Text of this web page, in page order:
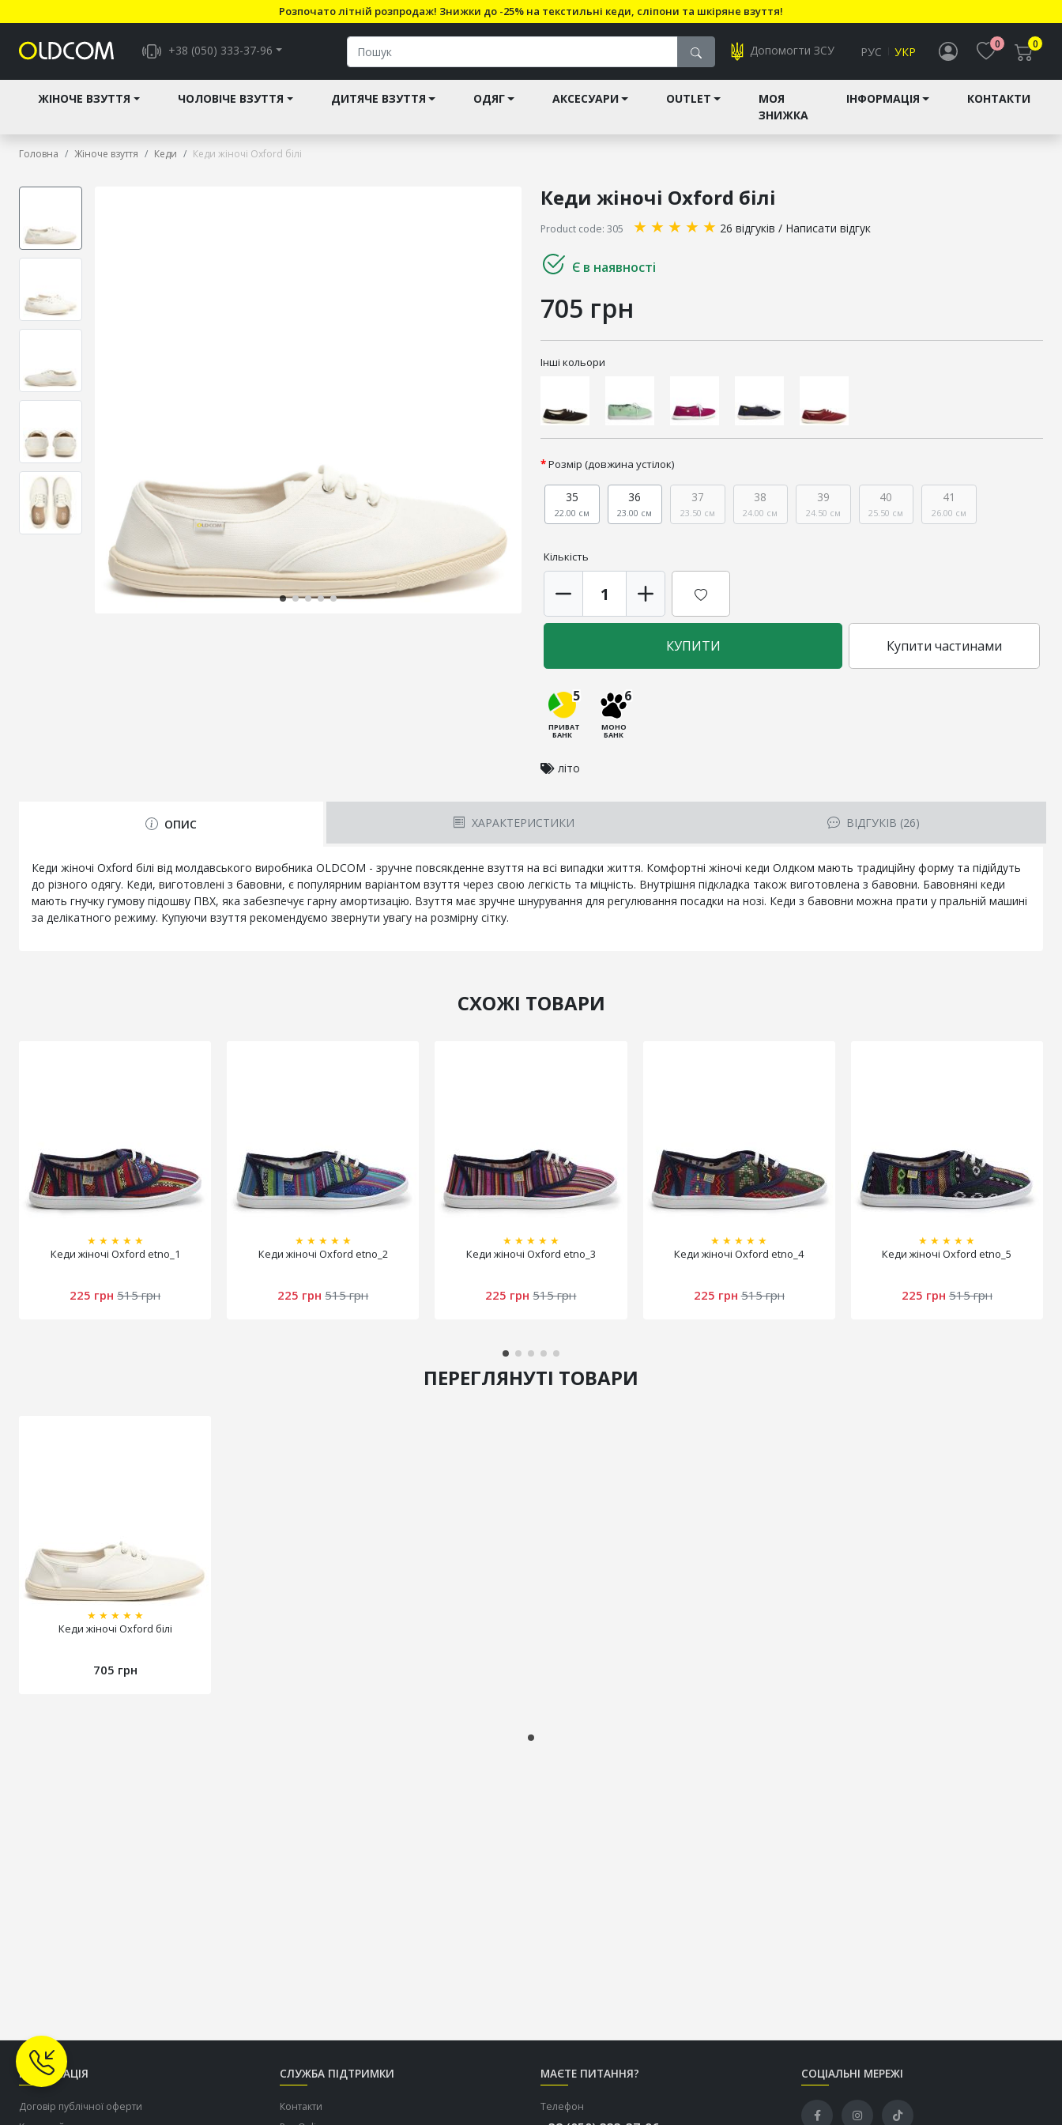
Розпочато літній розпродаж! Знижки до -25% на текстильні кеди, сліпони та шкіряне взуття!
+38 (050) 333-37-96 Допомогти ЗСУ РУС УКР
0 0
ЖІНОЧЕ ВЗУТТЯ ЧОЛОВІЧЕ ВЗУТТЯ ДИТЯЧЕ ВЗУТТЯ ОДЯГ АКСЕСУАРИ OUTLET
МОЯ
ЗНИЖКА
ІНФОРМАЦІЯ КОНТАКТИ
Головна Жіноче взуття Кеди Кеди жіночі Oxford білі
Кеди жіночі Oxford білі
Product code: 305 ★ ★ ★ ★ ★ 26 відгуків / Написати відгук
Є в наявності
705 грн
Інші кольори
Розмір (довжина устілок)
35
22.00 см
36
23.00 см
37
23.50 см
38
24.00 см
39
24.50 см
40
25.50 см
41
26.00 см
Кількість
КУПИТИ Купити частинами
5
ПРИВАТ
БАНК
6
МОНО
БАНК
літо
ОПИС ХАРАКТЕРИСТИКИ ВІДГУКІВ (26)
Кеди жіночі Oxford білі від молдавського виробника OLDCOM - зручне повсякденне взуття на всі випадки життя. Комфортні жіночі кеди Олдком мають традиційну форму та підійдуть
до різного одягу. Кеди, виготовлені з бавовни, є популярним варіантом взуття через свою легкість та міцність. Внутрішня підкладка також виготовлена з бавовни. Бавовняні кеди
мають гнучку гумову підошву ПВХ, яка забезпечує гарну амортизацію. Взуття має зручне шнурування для регулювання посадки на нозі. Кеди з бавовни можна прати у пральній машині
за делікатного режиму. Купуючи взуття рекомендуємо звернути увагу на розмірну сітку.
СХОЖІ ТОВАРИ
★ ★ ★ ★ ★
Кеди жіночі Oxford etno_1
225 грн 515 грн
★ ★ ★ ★ ★
Кеди жіночі Oxford etno_2
225 грн 515 грн
★ ★ ★ ★ ★
Кеди жіночі Oxford etno_3
225 грн 515 грн
★ ★ ★ ★ ★
Кеди жіночі Oxford etno_4
225 грн 515 грн
★ ★ ★ ★ ★
Кеди жіночі Oxford etno_5
225 грн 515 грн
ПЕРЕГЛЯНУТІ ТОВАРИ
★ ★ ★ ★ ★
Кеди жіночі Oxford білі
705 грн
ІНФОРМАЦІЯ
Договір публічної оферти
СЛУЖБА ПІДТРИМКИ
Контакти
МАЄТЕ ПИТАННЯ?
Телефон
СОЦІАЛЬНІ МЕРЕЖІ